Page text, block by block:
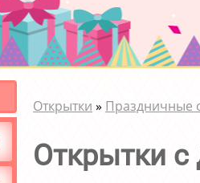
Открытки » Праздничные
Открытки